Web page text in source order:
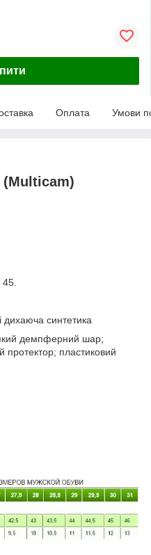
Оплата Умови
(Multicam)
45.
дихаюча синтетика
демпферний шар;
протектор; пластиковий